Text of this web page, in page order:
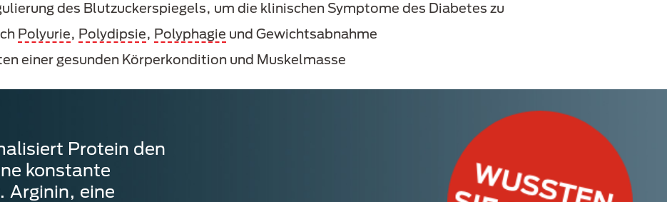
des Blutzuckerspiegels, um die klinischen Symptome des Diabetes zu
Polyurie, Polydipsie, Polyphagie und Gewichtsabnahme
einer gesunden Körperkondition und Muskelmasse
Protein den
konstante
Arginin, eine